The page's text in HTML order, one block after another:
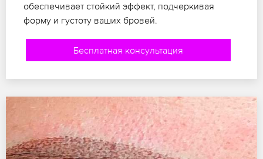
обеспечивает стойкий эффект, подчеркивая
форму и густоту ваших бровей.
Бесплатная консультация